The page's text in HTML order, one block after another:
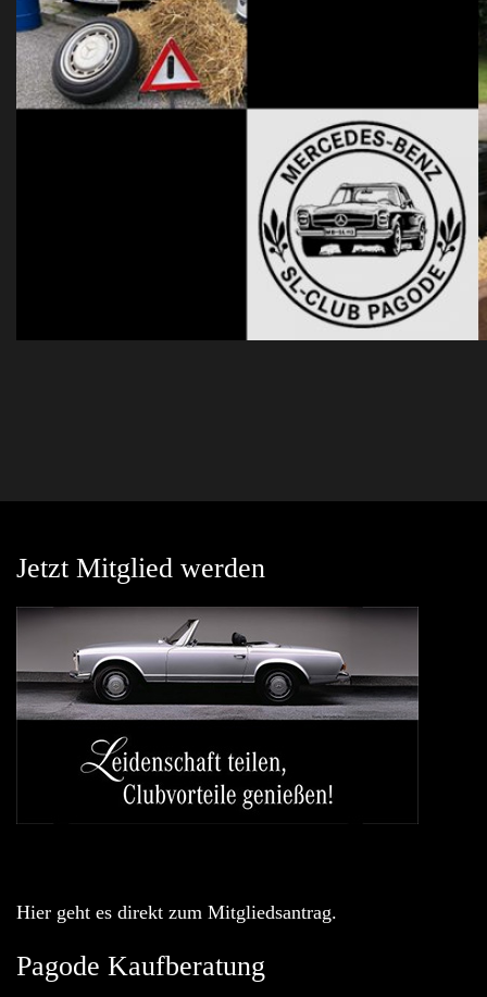
Jetzt Mitglied werden
Hier geht es direkt zum Mitgliedsantrag.
Pagode Kaufberatung